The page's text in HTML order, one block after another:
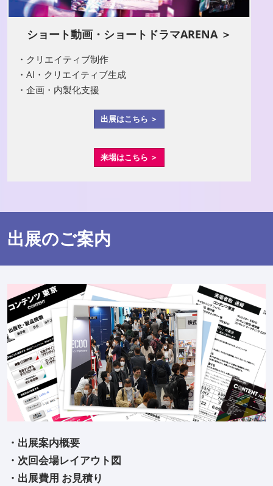
ショート動画・ショートドラマARENA ＞
・クリエイティブ制作
・AI・クリエイティブ生成
・企画・内製化支援
出展はこちら ＞
来場はこちら ＞
出展のご案内
・出展案内概要
・次回会場レイアウト図
・出展費用 お見積り